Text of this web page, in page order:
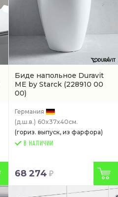
Биде напольное Duravit
ME by Starck (228910 00
00)
Германия
(д.ш.в.) 60x37x40см.
(гориз. выпуск, из фарфора)
В НАЛИЧИИ
68 274